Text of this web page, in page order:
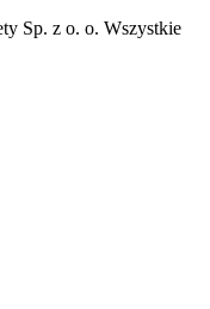
Sp. z o. o. Wszystkie